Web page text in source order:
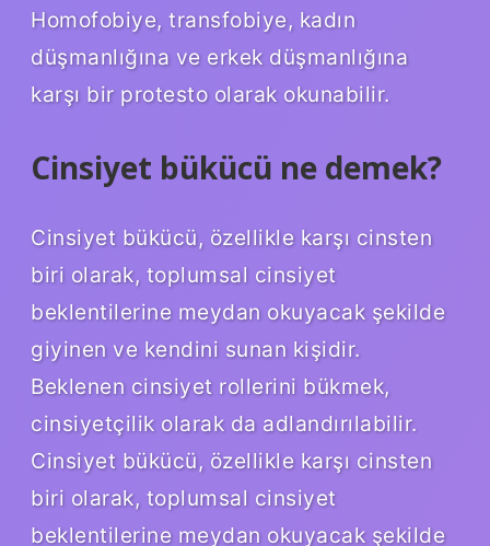
Homofobiye, transfobiye, kadın
düşmanlığına ve erkek düşmanlığına
karşı bir protesto olarak okunabilir.
Cinsiyet bükücü ne demek?
Cinsiyet bükücü, özellikle karşı cinsten
biri olarak, toplumsal cinsiyet
beklentilerine meydan okuyacak şekilde
giyinen ve kendini sunan kişidir.
Beklenen cinsiyet rollerini bükmek,
cinsiyetçilik olarak da adlandırılabilir.
Cinsiyet bükücü, özellikle karşı cinsten
biri olarak, toplumsal cinsiyet
beklentilerine meydan okuyacak şekilde